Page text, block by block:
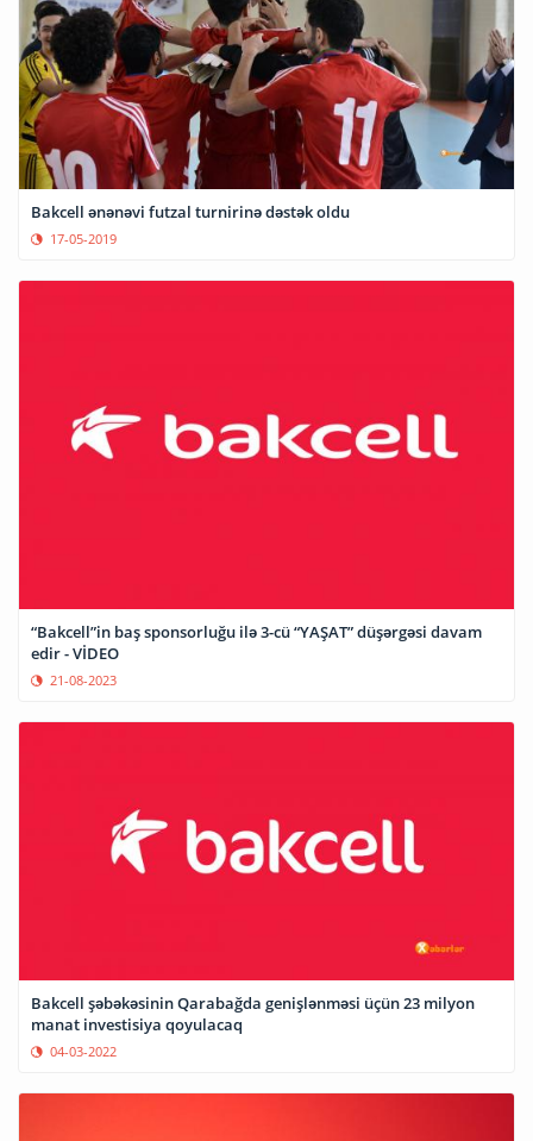
Bakcell ənənəvi futzal turnirinə dəstək oldu
17-05-2019
“Bakcell”in baş sponsorluğu ilə 3-cü “YAŞAT” düşərgəsi davam
edir - VİDEO
21-08-2023
Bakcell şəbəkəsinin Qarabağda genişlənməsi üçün 23 milyon
manat investisiya qoyulacaq
04-03-2022